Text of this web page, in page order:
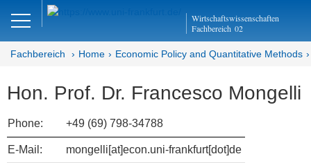
Wirtschaftswissenschaften
Fachbereich 02
DE Close
Economic Policy and
Department EQ
Fachbereich Home Economic Policy and Quantitative Methods
Hon. Prof. Dr. Francesco Mongelli
Phone: +49 (69) 798-34788
E-Mail:
mongelli[at]econ.uni-frankfurt[dot]de